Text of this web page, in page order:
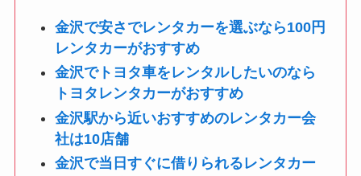
金沢で安さでレンタカーを選ぶなら100円
レンタカーがおすすめ
金沢でトヨタ車をレンタルしたいのなら
トヨタレンタカーがおすすめ
金沢駅から近いおすすめのレンタカー会
社は10店舗
金沢で当日すぐに借りられるレンタカー